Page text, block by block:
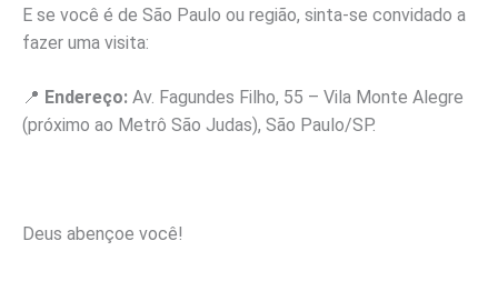
E se você é de São Paulo ou região, sinta-se convidado a
fazer uma visita:
📍 Endereço: Av. Fagundes Filho, 55 – Vila Monte Alegre
(próximo ao Metrô São Judas), São Paulo/SP.
Deus abençoe você!